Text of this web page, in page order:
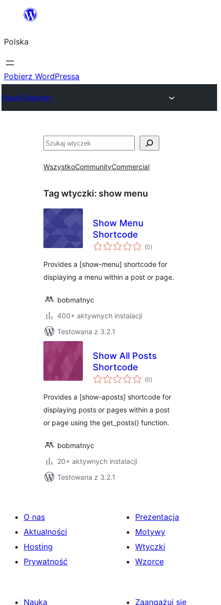
Przejdź
treści
Polska
Pobierz WordPressa
Plugin Directory
Szukaj
WszystkoCommunityCommercial
Tag wtyczki: show menu
Show Menu
Shortcode
(0wszystkich
ocen
)
Provides a [show-menu] shortcode for
displaying a menu within a post or page.
bobmatnyc
400+ aktywnych instalacji
Testowana z 3.2.1
Show All Posts
Shortcode
(0wszystkich
ocen
)
Provides a [show-aposts] shortcode for
displaying posts or pages within a post
or page using the get_posts() function.
bobmatnyc
20+ aktywnych instalacji
Testowana z 3.2.1
O nas
Aktualności
Hosting
Prywatność
Prezentacja
Motywy
Wtyczki
Wzorce
Nauka
Zaangażuj się